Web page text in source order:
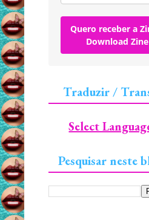
Quero receber a
Download Zine
Traduzir /
Select
Pesquisar neste